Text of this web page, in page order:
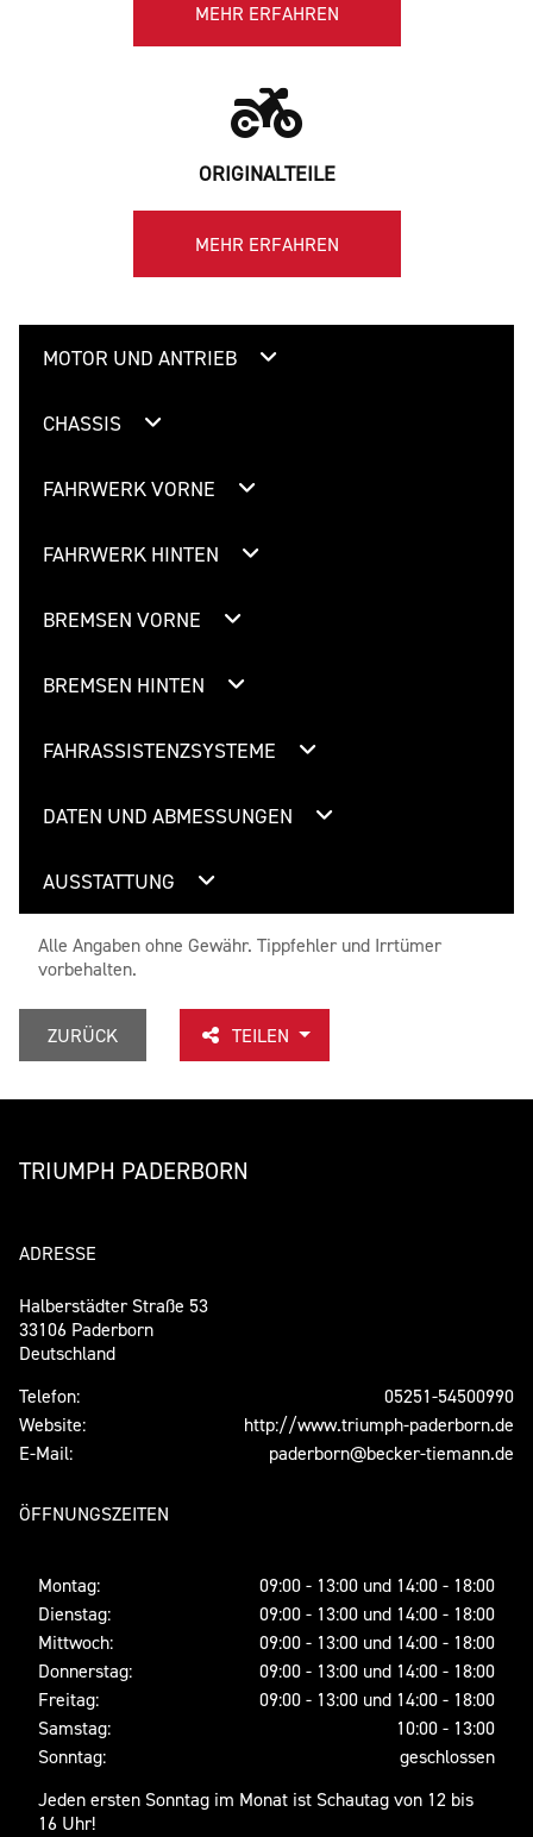
MEHR ERFAHREN
ORIGINALTEILE
MEHR ERFAHREN
MOTOR UND ANTRIEB
CHASSIS
FAHRWERK VORNE
FAHRWERK HINTEN
BREMSEN VORNE
BREMSEN HINTEN
FAHRASSISTENZSYSTEME
DATEN UND ABMESSUNGEN
AUSSTATTUNG
Alle Angaben ohne Gewähr. Tippfehler und Irrtümer
vorbehalten.
ZURÜCK TEILEN
TRIUMPH PADERBORN
ADRESSE
Halberstädter Straße 53
33106 Paderborn
Deutschland
Telefon:
05251-54500990
Website:
http://www.triumph-paderborn.de
E-Mail:
paderborn@becker-tiemann.de
ÖFFNUNGSZEITEN
Montag:
09:00 - 13:00 und 14:00 - 18:00
Dienstag:
09:00 - 13:00 und 14:00 - 18:00
Mittwoch:
09:00 - 13:00 und 14:00 - 18:00
Donnerstag:
09:00 - 13:00 und 14:00 - 18:00
Freitag:
09:00 - 13:00 und 14:00 - 18:00
Samstag:
10:00 - 13:00
Sonntag:
geschlossen
Jeden ersten Sonntag im Monat ist Schautag von 12 bis
16 Uhr!